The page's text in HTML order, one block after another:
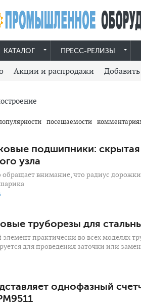
КАТАЛОГ ПРЕСС-РЕЛИЗЫ
Акции и распродажи
посещаемости
подшипники:
узла
внимание, что радиус
труборезы для
практически во всех моделях
для проведения заточки или
однофазный